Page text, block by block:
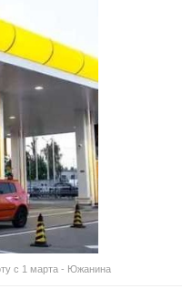
с 1 марта - Южанина